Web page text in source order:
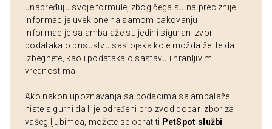
unapređuju svoje formule, zbog čega su najpreciznije
informacije uvek one na samom pakovanju.
Informacije sa ambalaže su jedini siguran izvor
podataka o prisustvu sastojaka koje možda želite da
izbegnete, kao i podataka o sastavu i hranljivim
vrednostima.
Ako nakon upoznavanja sa podacima sa ambalaže
niste sigurni da li je određeni proizvod dobar izbor za
vašeg ljubimca, možete se obratiti PetSpot službi